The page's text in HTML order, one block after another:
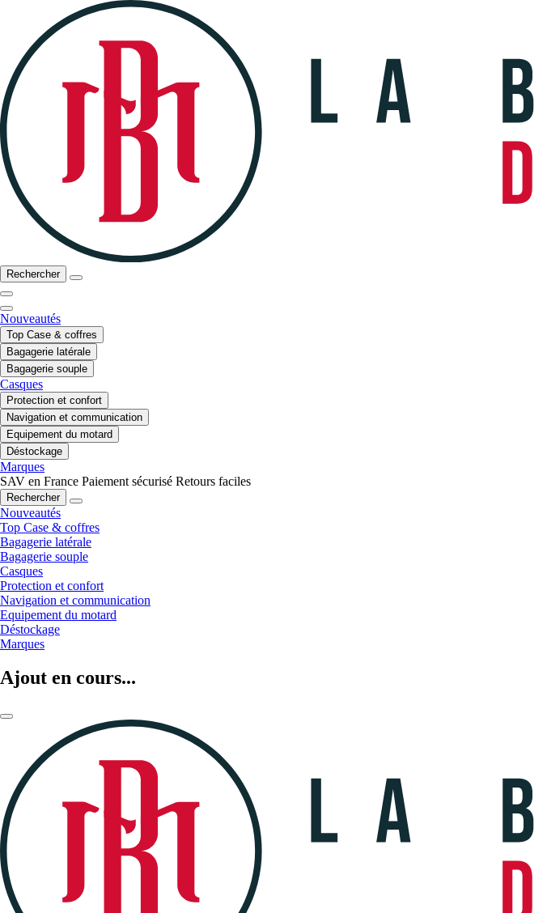
Rechercher
Nouveautés
Top Case & coffres
Bagagerie latérale
Bagagerie souple
Casques
Protection et confort
Navigation et communication
Equipement du motard
Déstockage
Marques
SAV en France Paiement sécurisé Retours faciles
Rechercher
Nouveautés
Top Case & coffres
Bagagerie latérale
Bagagerie souple
Casques
Protection et confort
Navigation et communication
Equipement du motard
Déstockage
Marques
Ajout en cours...